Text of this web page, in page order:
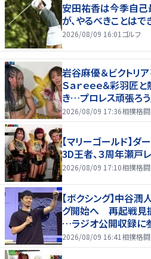
安田祐香は今季自己
が、やるべきことはで
2026/08/09 16:01 ゴルフ
岩谷麻優＆ビクトリア
Ｓａｒｅｅｅ＆彩羽匠
き…プロレス頑張ろう
2026/08/09 17:36相撲格
【マリーゴールド】ダ
3D王者、３周年瀬戸
2026/08/09 17:10相撲格
【ボクシング】中谷
グ開始へ 再起戦見据
…ラジオ公開収録に
2026/08/09 16:41 相撲格